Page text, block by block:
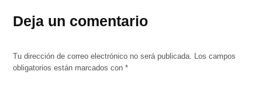
Deja un comentario
Tu dirección de correo electrónico no será publicada. Los campos
obligatorios están marcados con*